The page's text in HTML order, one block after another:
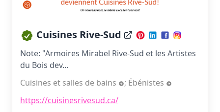
Cuisines Rive-Sud
Note: "Armoires Mirabel Rive-Sud et les Artistes
du Bois dev...
Cuisines et salles de bains
; Ébénistes
https://cuisinesrivesud.ca/